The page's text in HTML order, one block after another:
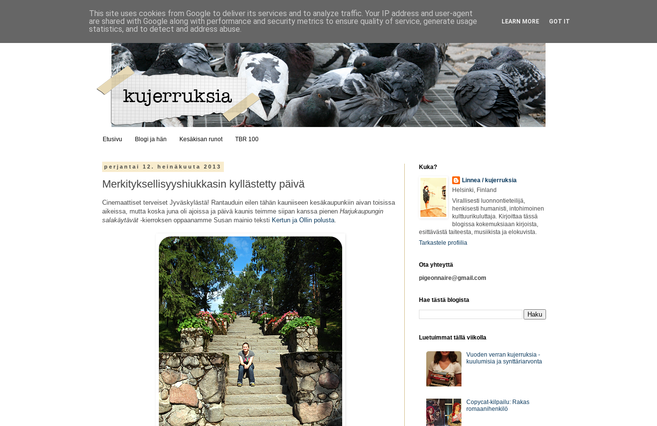
Etusivu Blogi ja hän Kesäkisan runot TBR 100
perjantai 12. heinäkuuta 2013
Merkityksellisyyshiukkasin kyllästetty päivä
Cinemaattiset terveiset Jyväskylästä! Rantauduin eilen tähän kauniiseen kesäkaupunkiin aivan toisissa
aikeissa, mutta koska juna oli ajoissa ja päivä kaunis teimme siipan kanssa pienen Harjukaupungin
salakäytävät -kierroksen oppaanamme Susan mainio teksti Kertun ja Ollin polusta.
Kuka?
Linnea / kujerruksia
Helsinki, Finland
Virallisesti luonnontieteilijä,
henkisesti humanisti, intohimoinen
kulttuurikuluttaja. Kirjoittaa tässä
blogissa kokemuksiaan kirjoista,
esittävästä taiteesta, musiikista ja elokuvista.
Tarkastele profiilia
Ota yhteyttä
pigeonnaire@gmail.com
Hae tästä blogista
Luetuimmat tällä viikolla
Vuoden verran kujerruksia -
kuulumisia ja synttäriarvonta
Copycat-kilpailu: Rakas
romaanihenkilö
This site uses cookies from Google to deliver its services and to analyze traffic. Your IP address and user-agent
are shared with Google along with performance and security metrics to ensure quality of service, generate usage
statistics, and to detect and address abuse.
LEARN MORE GOT IT